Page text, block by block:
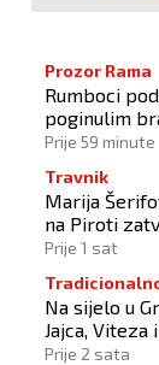
Prozor Rama
Rumboci
poginulim
Prije 59 minute
Travnik
Marija
na Piroti
2026'
Prije 1 sat
Na sijelo u
Jajca,
od Austrije
Prije 2 sata